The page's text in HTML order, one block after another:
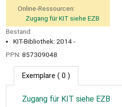
Online-Ressourcen:
Zugang für KIT siehe EZB
Bestand:
KIT-Bibliothek: 2014 -
PPN: 857309048
Exemplare ( 0 )
Zugang für KIT siehe EZB